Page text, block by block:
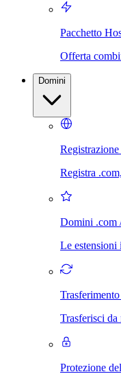
Pacchetto
Offerta
Domini
Registra
Domini .com
Le estensioni
Trasferisci
Protezione